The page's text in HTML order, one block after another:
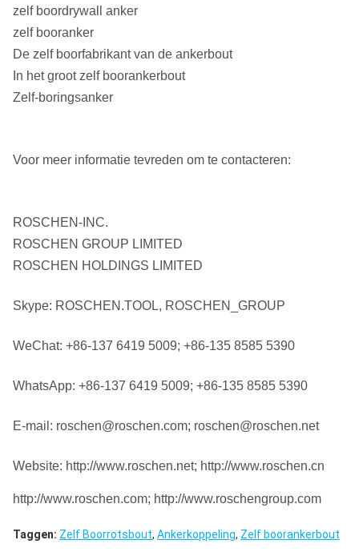
zelf boordrywall anker
zelf booranker
De zelf boorfabrikant van de ankerbout
In het groot zelf boorankerbout
Zelf-boringsanker
Voor meer informatie tevreden om te contacteren:
ROSCHEN-INC.
ROSCHEN GROUP LIMITED
ROSCHEN HOLDINGS LIMITED
Skype: ROSCHEN.TOOL, ROSCHEN_GROUP
WeChat: +86-137 6419 5009; +86-135 8585 5390
WhatsApp: +86-137 6419 5009; +86-135 8585 5390
E-mail: roschen@roschen.com; roschen@roschen.net
Website: http://www.roschen.net; http://www.roschen.cn
http://www.roschen.com; http://www.roschengroup.com
Taggen: Zelf Boorrotsbout, Ankerkoppeling, Zelf boorankerbout